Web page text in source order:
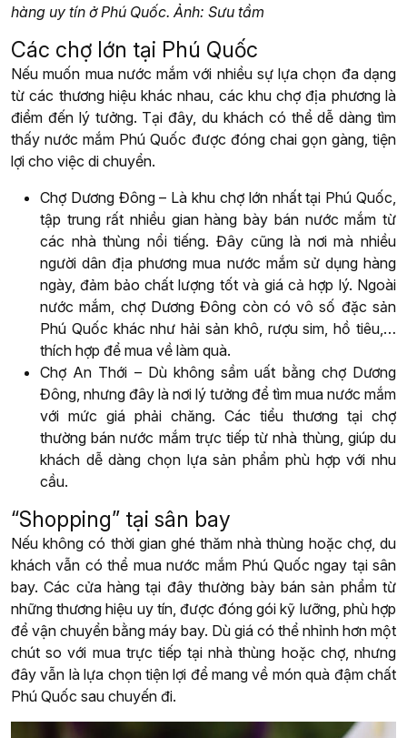
hàng uy tín ở Phú Quốc. Ảnh: Sưu tầm
Các chợ lớn tại Phú Quốc
Nếu muốn mua nước mắm với nhiều sự lựa chọn đa dạng
từ các thương hiệu khác nhau, các khu chợ địa phương là
điểm đến lý tưởng. Tại đây, du khách có thể dễ dàng tìm
thấy nước mắm Phú Quốc được đóng chai gọn gàng, tiện
lợi cho việc di chuyển.
Chợ Dương Đông – Là khu chợ lớn nhất tại Phú Quốc,
tập trung rất nhiều gian hàng bày bán nước mắm từ
các nhà thùng nổi tiếng. Đây cũng là nơi mà nhiều
người dân địa phương mua nước mắm sử dụng hàng
ngày, đảm bảo chất lượng tốt và giá cả hợp lý. Ngoài
nước mắm, chợ Dương Đông còn có vô số đặc sản
Phú Quốc khác như hải sản khô, rượu sim, hồ tiêu,…
thích hợp để mua về làm quà.
Chợ An Thới – Dù không sầm uất bằng chợ Dương
Đông, nhưng đây là nơi lý tưởng để tìm mua nước mắm
với mức giá phải chăng. Các tiểu thương tại chợ
thường bán nước mắm trực tiếp từ nhà thùng, giúp du
khách dễ dàng chọn lựa sản phẩm phù hợp với nhu
cầu.
“Shopping” tại sân bay
Nếu không có thời gian ghé thăm nhà thùng hoặc chợ, du
khách vẫn có thể mua nước mắm Phú Quốc ngay tại sân
bay. Các cửa hàng tại đây thường bày bán sản phẩm từ
những thương hiệu uy tín, được đóng gói kỹ lưỡng, phù hợp
để vận chuyển bằng máy bay. Dù giá có thể nhỉnh hơn một
chút so với mua trực tiếp tại nhà thùng hoặc chợ, nhưng
đây vẫn là lựa chọn tiện lợi để mang về món quà đậm chất
Phú Quốc sau chuyến đi.